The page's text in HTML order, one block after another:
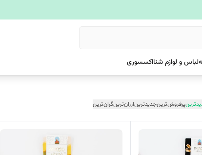
لباس و لوازم شنااکسسوری
پرفروش‌ترینجدیدترینارزان‌ترینگران‌ترین